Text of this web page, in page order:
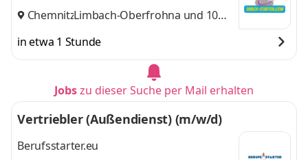
Chemnitz,
Limbach-Oberfrohna und 10
in etwa 1 Stunde
Jobszu dieser Suche per Mail erhalten
Vertriebler (Außendienst) (m/w/d)
Berufsstarter.eu